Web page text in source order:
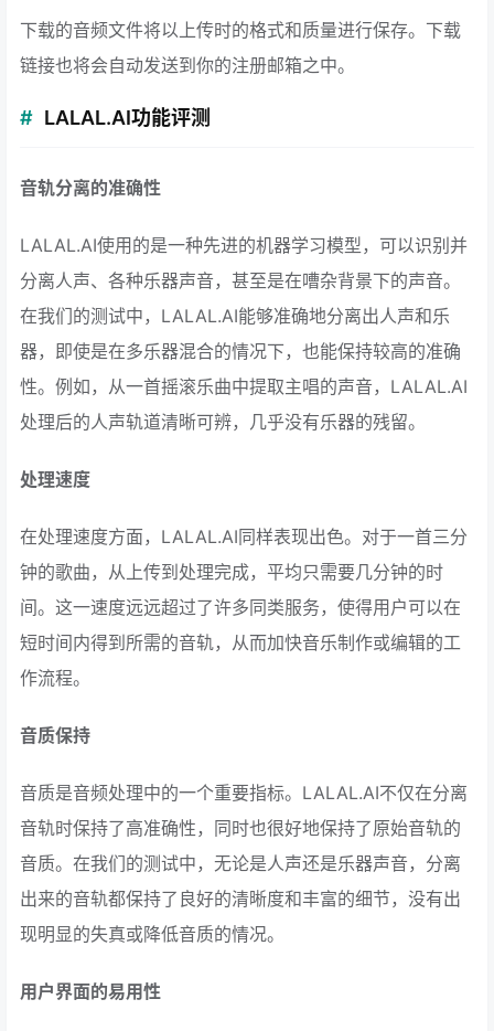
下载的音频文件将以上传时的格式和质量进行保存。下载
链接也将会自动发送到你的注册邮箱之中。
LALAL.AI功能评测
音轨分离的准确性
LALAL.AI使用的是一种先进的机器学习模型，可以识别并
分离人声、各种乐器声音，甚至是在嘈杂背景下的声音。
在我们的测试中，LALAL.AI能够准确地分离出人声和乐
器，即使是在多乐器混合的情况下，也能保持较高的准确
性。例如，从一首摇滚乐曲中提取主唱的声音，LALAL.AI
处理后的人声轨道清晰可辨，几乎没有乐器的残留。
处理速度
在处理速度方面，LALAL.AI同样表现出色。对于一首三分
钟的歌曲，从上传到处理完成，平均只需要几分钟的时
间。这一速度远远超过了许多同类服务，使得用户可以在
短时间内得到所需的音轨，从而加快音乐制作或编辑的工
作流程。
音质保持
音质是音频处理中的一个重要指标。LALAL.AI不仅在分离
音轨时保持了高准确性，同时也很好地保持了原始音轨的
音质。在我们的测试中，无论是人声还是乐器声音，分离
出来的音轨都保持了良好的清晰度和丰富的细节，没有出
现明显的失真或降低音质的情况。
用户界面的易用性